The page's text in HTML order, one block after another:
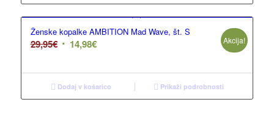
Ženske kopalke AMBITION Mad Wave, št. S
29,95€ 14,98€ Akcija!
Dodaj v košarico Prikaži podrobnosti